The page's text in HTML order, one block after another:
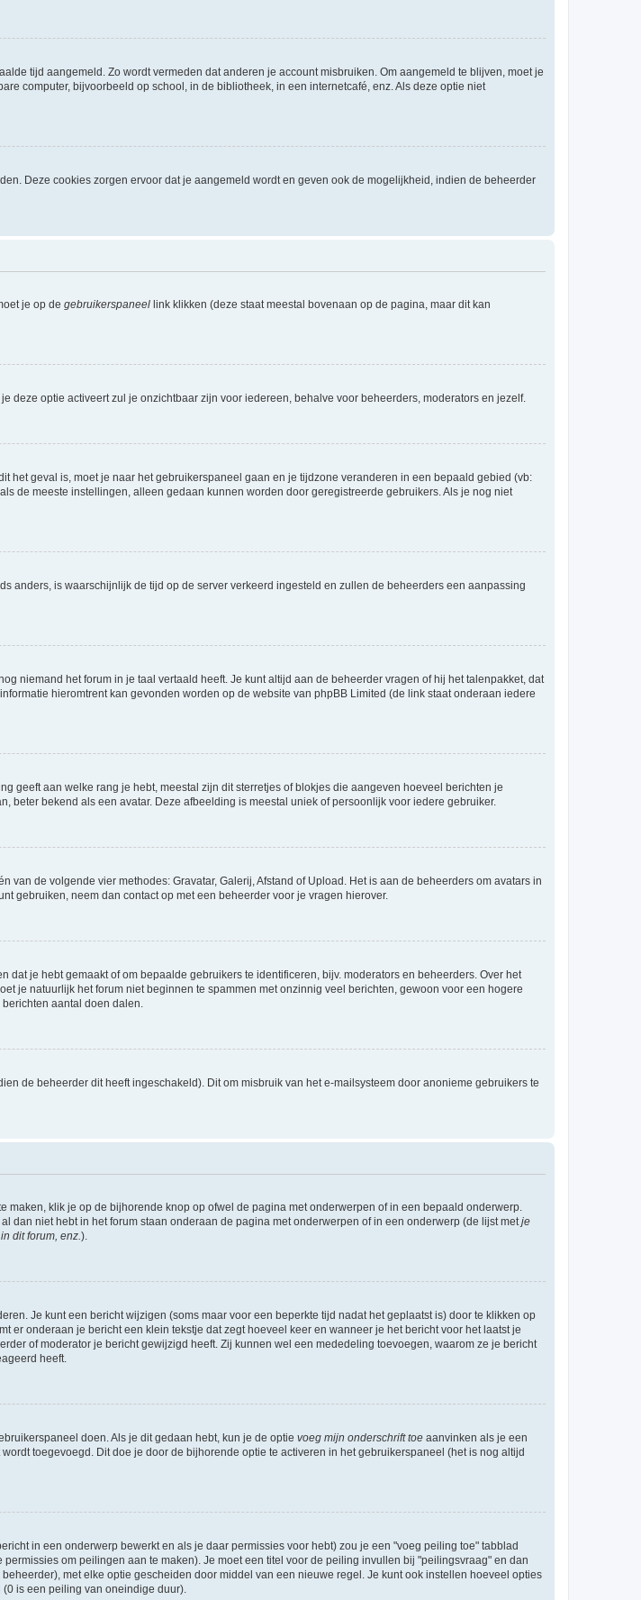
tijd aangemeld. Zo wordt vermeden dat anderen je account misbruiken. Om aangemeld te blijven, moet je
computer, bijvoorbeeld op school, in de bibliotheek, in een internetcafé, enz. Als deze optie niet
Deze cookies zorgen ervoor dat je aangemeld wordt en geven ook de mogelijkheid, indien de beheerder
je op de gebruikerspaneel link klikken (deze staat meestal bovenaan op de pagina, maar dit kan
je deze optie activeert zul je onzichtbaar zijn voor iedereen, behalve voor beheerders, moderators en jezelf.
het geval is, moet je naar het gebruikerspaneel gaan en je tijdzone veranderen in een bepaald gebied (vb:
de meeste instellingen, alleen gedaan kunnen worden door geregistreerde gebruikers. Als je nog niet
anders, is waarschijnlijk de tijd op de server verkeerd ingesteld en zullen de beheerders een aanpassing
niemand het forum in je taal vertaald heeft. Je kunt altijd aan de beheerder vragen of hij het talenpakket, dat
hieromtrent kan gevonden worden op de website van phpBB Limited (de link staat onderaan iedere
geeft aan welke rang je hebt, meestal zijn dit sterretjes of blokjes die aangeven hoeveel berichten je
beter bekend als een avatar. Deze afbeelding is meestal uniek of persoonlijk voor iedere gebruiker.
van de volgende vier methodes: Gravatar, Galerij, Afstand of Upload. Het is aan de beheerders om avatars in
gebruiken, neem dan contact op met een beheerder voor je vragen hierover.
je hebt gemaakt of om bepaalde gebruikers te identificeren, bijv. moderators en beheerders. Over het
je natuurlijk het forum niet beginnen te spammen met onzinnig veel berichten, gewoon voor een hogere
aantal doen dalen.
de beheerder dit heeft ingeschakeld). Dit om misbruik van het e-mailsysteem door anonieme gebruikers te
klik je op de bijhorende knop op ofwel de pagina met onderwerpen of in een bepaald onderwerp.
niet hebt in het forum staan onderaan de pagina met onderwerpen of in een onderwerp (de lijst met je
dit forum, enz. ).
Je kunt een bericht wijzigen (soms maar voor een beperkte tijd nadat het geplaatst is) door te klikken op
er onderaan je bericht een klein tekstje dat zegt hoeveel keer en wanneer je het bericht voor het laatst je
of moderator je bericht gewijzigd heeft. Zij kunnen wel een mededeling toevoegen, waarom ze je bericht
heeft.
doen. Als je dit gedaan hebt, kun je de optie voeg mijn onderschrift toe aanvinken als je een
toegevoegd. Dit doe je door de bijhorende optie te activeren in het gebruikerspaneel (het is nog altijd
in een onderwerp bewerkt en als je daar permissies voor hebt) zou je een "voeg peiling toe" tabblad
om peilingen aan te maken). Je moet een titel voor de peiling invullen bij "peilingsvraag" en dan
met elke optie gescheiden door middel van een nieuwe regel. Je kunt ook instellen hoeveel opties
is een peiling van oneindige duur).